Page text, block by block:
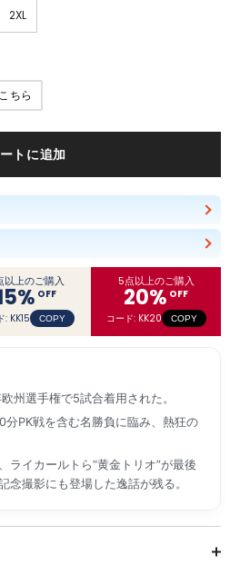
2XL
ちら
トに追加
以上のご購入
% OFF
: KK15
COPY
5点以上のご購入
20% OFF
コード: KK20
COPY
州選手権で5試合着用された。
分PK戦を含む名勝負に臨み、熱狂の
ライカールトら“黄金トリオ”が最後
念撮影にも登場した逸話が残る。